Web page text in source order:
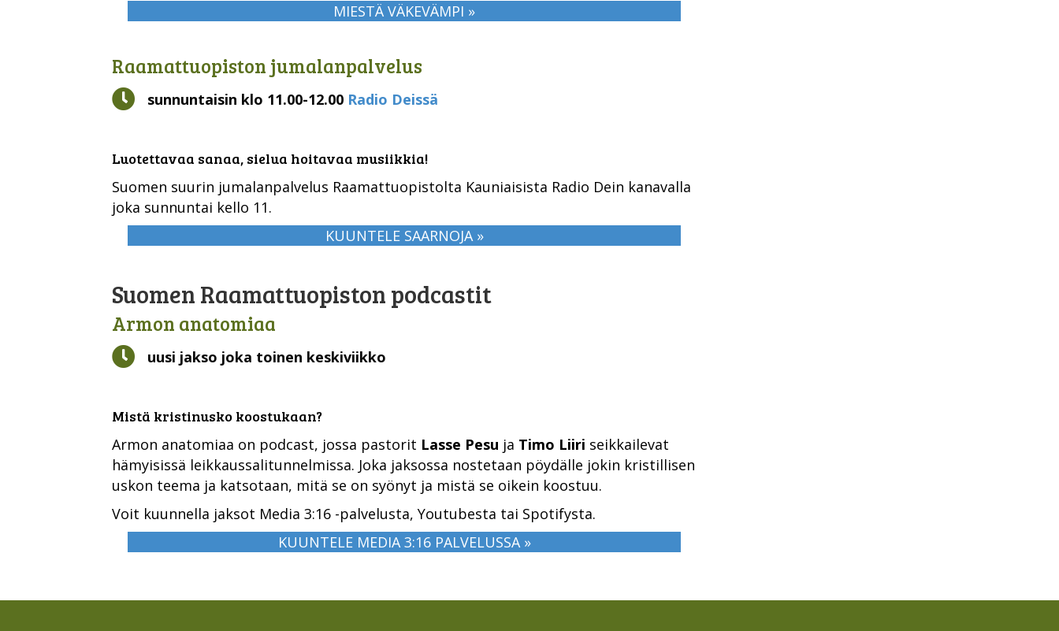
MIESTÄ VÄKEVÄMPI »
Raamattuopiston jumalanpalvelus
Kello sunnuntaisin klo 11.00-12.00 Radio Deissä
Luotettavaa sanaa, sielua hoitavaa musiikkia!
Suomen suurin jumalanpalvelus Raamattuopistolta Kauniaisista Radio Dein kanavalla
joka sunnuntai kello 11.
KUUNTELE SAARNOJA »
Suomen Raamattuopiston podcastit
Armon anatomiaa
uusi jakso joka toinen keskiviikko
Mistä kristinusko koostukaan?
Armon anatomiaa on podcast, jossa pastorit Lasse Pesu ja Timo Liiri seikkailevat
hämyisissä leikkaussalitunnelmissa. Joka jaksossa nostetaan pöydälle jokin kristillisen
uskon teema ja katsotaan, mitä se on syönyt ja mistä se oikein koostuu.
Voit kuunnella jaksot Media 3:16 -palvelusta, Youtubesta tai Spotifysta.
KUUNTELE MEDIA 3:16 PALVELUSSA »